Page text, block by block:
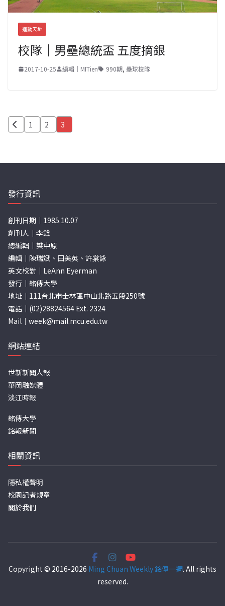
運動天地
校隊｜男壘總統盃 五度摘銀
2017-10-25 編輯｜MITien 990期, 壘球校隊
文
分
頁
1 2 3
發行資訊
創刊日期｜1985.10.07
創刊人｜李銓
總編輯｜樊中原
編輯｜陳瑞斌、田美英、許棠詠
英文校對｜LeAnn Eyerman
發行｜銘傳大學
地址｜111台北市士林區中山北路五段250號
電話｜(02)28824564 Ext. 2324
Mail｜ week@mail.mcu.edu.tw
網站連結
世新新聞人報
華岡融媒體
淡江時報
銘傳大學
銘報新聞
相關資訊
隱私權聲明
校園記者規章
關於我們
Copyright © 2016-2026 Ming Chuan Weekly 銘傳一週. All rights
reserved.